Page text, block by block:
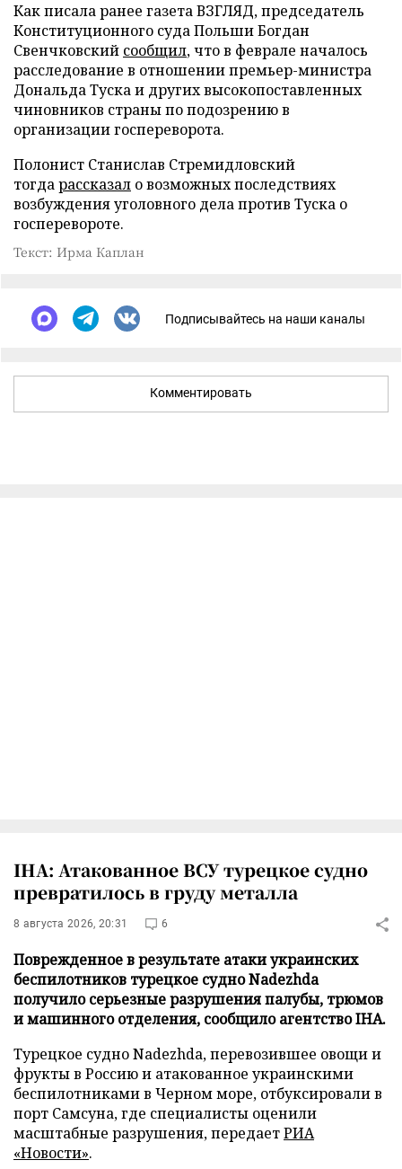
Как писала ранее газета ВЗГЛЯД, председатель
Конституционного суда Польши Богдан
Свенчковский сообщил, что в феврале началось
расследование в отношении премьер-министра
Дональда Туска и других высокопоставленных
чиновников страны по подозрению в
организации госпереворота.
Полонист Станислав Стремидловский
тогдарассказал о возможных последствиях
возбуждения уголовного дела против Туска о
госперевороте.
Текст: Ирма Каплан
Подписывайтесь на наши каналы
Комментировать
IHA: Атакованное ВСУ турецкое судно
превратилось в груду металла
8 августа 2026, 20:31 6
Поврежденное в результате атаки украинских
беспилотников турецкое судно Nadezhda
получило серьезные разрушения палубы, трюмов
и машинного отделения, сообщило агентство IHA.
Турецкое судно Nadezhda, перевозившее овощи и
фрукты в Россию и атакованное украинскими
беспилотниками в Черном море, отбуксировали в
порт Самсуна, где специалисты оценили
масштабные разрушения, передаетРИА
«Новости».